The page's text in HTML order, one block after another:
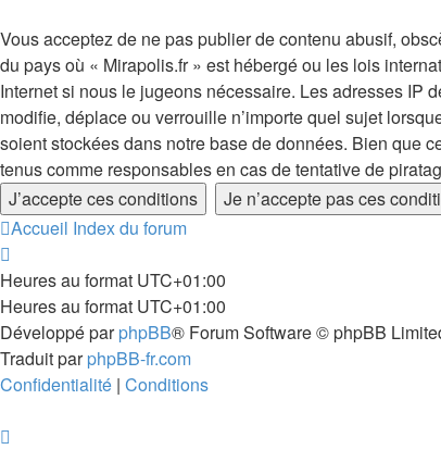
Vous acceptez de ne pas publier de contenu abusif,
du pays où « Mirapolis.fr » est hébergé ou les lois
Internet si nous le jugeons nécessaire. Les adresses IP
modifie, déplace ou verrouille n’importe quel sujet
soient stockées dans notre base de données. Bien que
tenus comme responsables en cas de tentative de
Accueil Index du forum
Heures au format UTC+01:00
Heures au format UTC+01:00
Développé parphpBB® Forum Software © phpBB
Traduit parphpBB-fr.com
Confidentialité | Conditions